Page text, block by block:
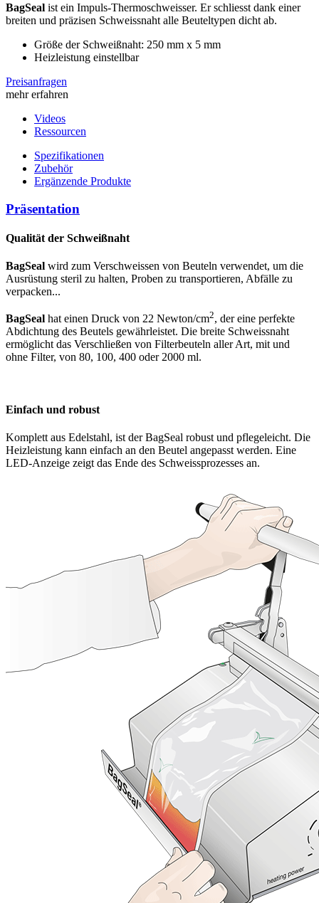
BagSeal ist ein Impuls-Thermoschweisser. Er schliesst dank einer
breiten und präzisen Schweissnaht alle Beuteltypen dicht ab.
Größe der Schweißnaht: 250 mm x 5 mm
Heizleistung einstellbar
Preisanfragen
mehr erfahren
Videos
Ressourcen
Spezifikationen
Zubehör
Ergänzende Produkte
Präsentation
Qualität der Schweißnaht
BagSeal wird zum Verschweissen von Beuteln verwendet, um die
Ausrüstung steril zu halten, Proben zu transportieren, Abfälle zu
verpacken...
BagSeal hat einen Druck von 22 Newton/cm2, der eine perfekte
Abdichtung des Beutels gewährleistet. Die breite Schweissnaht
ermöglicht das Verschließen von Filterbeuteln aller Art, mit und
ohne Filter, von 80, 100, 400 oder 2000 ml.
Einfach und robust
Komplett aus Edelstahl, ist der BagSeal robust und pflegeleicht. Die
Heizleistung kann einfach an den Beutel angepasst werden. Eine
LED-Anzeige zeigt das Ende des Schweissprozesses an.